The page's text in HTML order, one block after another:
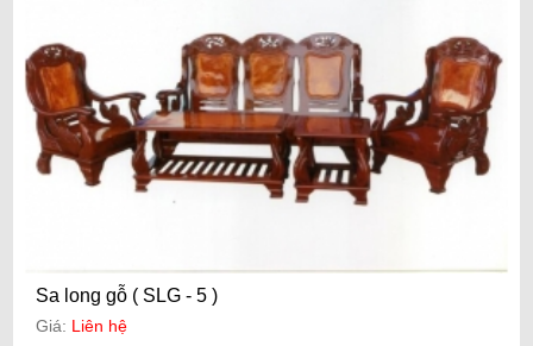
Sa long gỗ ( SLG - 5 )
Giá: Liên hệ